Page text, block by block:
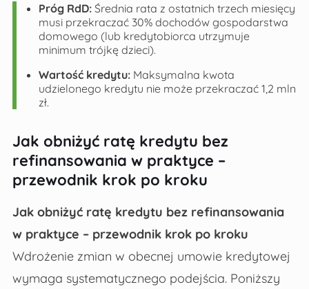
Próg RdD:Średnia rata z ostatnich trzech miesięcy
musi przekraczać 30% dochodów gospodarstwa
domowego (lub kredytobiorca utrzymuje
minimum trójkę dzieci).
Wartość kredytu:Maksymalna kwota
udzielonego kredytu nie może przekraczać 1,2 mln
zł.
Jak obniżyć ratę kredytu bez
refinansowania w praktyce –
przewodnik krok po kroku
Jak obniżyć ratę kredytu bez refinansowania
w praktyce – przewodnik krok po kroku
Wdrożenie zmian w obecnej umowie kredytowej
wymaga systematycznego podejścia. Poniższy